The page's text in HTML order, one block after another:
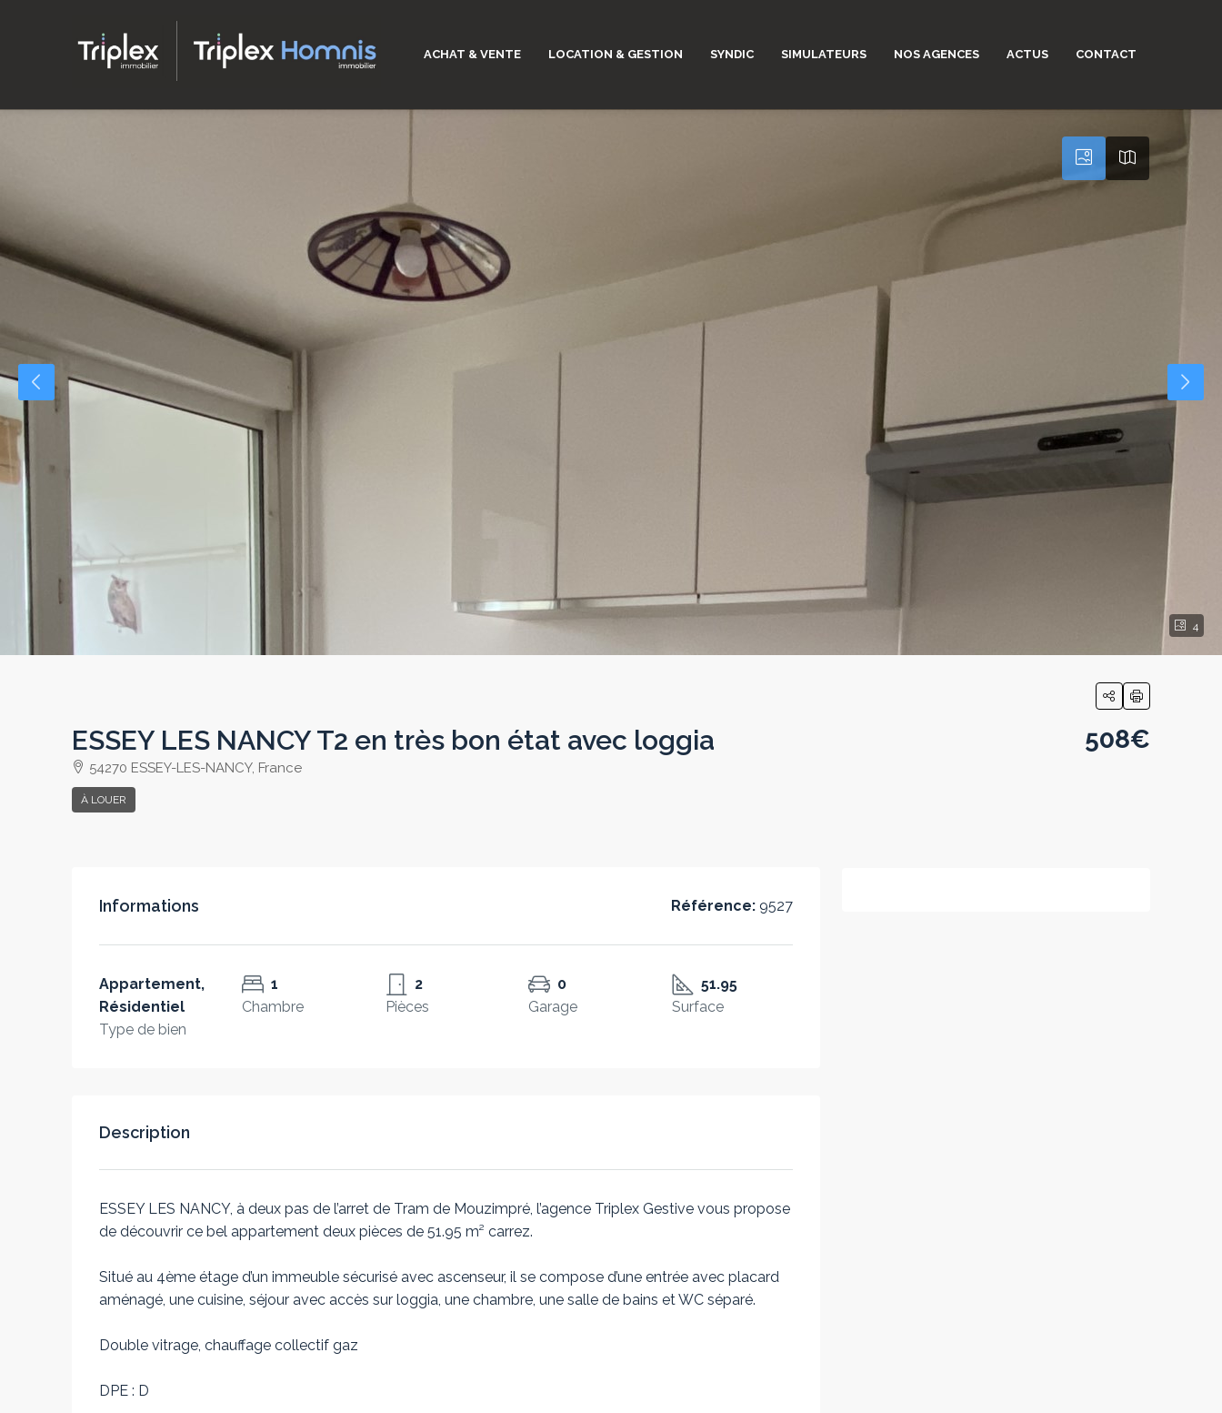
ACHAT & VENTE LOCATION & GESTION SYNDIC SIMULATEURS NOS AGENCES ACTUS CONTACT
4
ESSEY LES NANCY T2 en très bon état avec loggia
54270 ESSEY-LES-NANCY, France
À LOUER
508€
Informations Référence: 9527
Appartement,
Résidentiel
Type de bien
1
Chambre
2
Pièces
0
Garage
51.95
Surface
Description
ESSEY LES NANCY, à deux pas de l’arret de Tram de Mouzimpré, l’agence Triplex Gestive vous propose
de découvrir ce bel appartement deux pièces de 51.95 m² carrez.
Situé au 4ème étage d’un immeuble sécurisé avec ascenseur, il se compose d’une entrée avec placard
aménagé, une cuisine, séjour avec accès sur loggia, une chambre, une salle de bains et WC séparé.
Double vitrage, chauffage collectif gaz
DPE : D